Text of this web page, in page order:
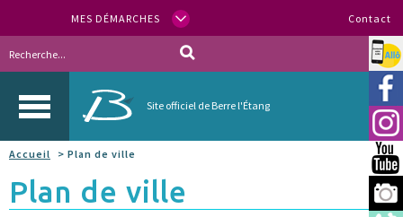
MES DÉMARCHES Contact
Site officiel de Berre l'Étang
Allo
Accueil > Plan de ville
Plan de ville